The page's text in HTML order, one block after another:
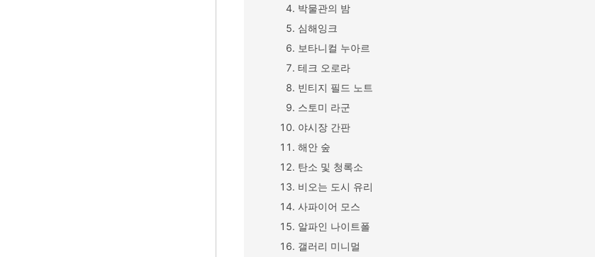
박물관의 밤
심해잉크
보타니컬 누아르
테크 오로라
빈티지 필드 노트
스토미 라군
야시장 간판
해안 숲
탄소 및 청록소
비오는 도시 유리
사파이어 모스
알파인 나이트폴
갤러리 미니멀